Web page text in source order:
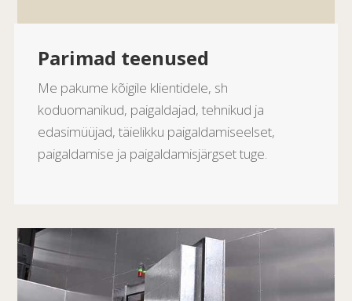
Parimad teenused
Me pakume kõigile klientidele, sh
koduomanikud, paigaldajad, tehnikud ja
edasimüüjad, täielikku paigaldamiseelset,
paigaldamise ja paigaldamisjärgset tuge.